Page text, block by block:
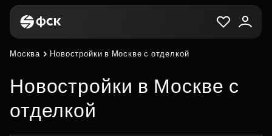
Москва Новостройки в Москве с отделкой
Новостройки в Москве с
отделкой